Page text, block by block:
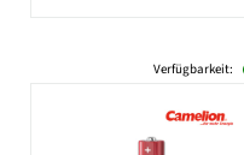
Verfügbarkeit: